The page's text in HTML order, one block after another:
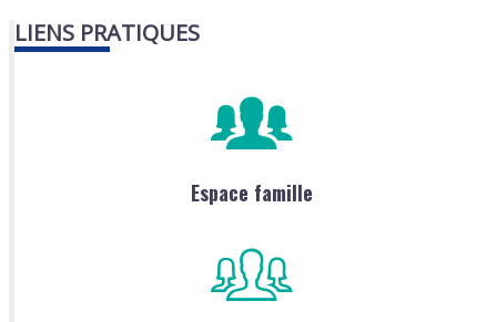
LIENS PRATIQUES
Espace famille